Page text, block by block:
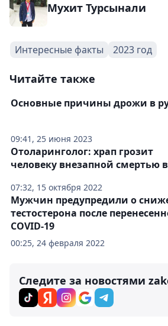
Мухит Турсынали
Интересные факты 2023 год
Читайте также
09:41, 25 июня 2023
Основные причины дрожи в
07:32, 15 октября 2022
Отоларинголог: храп грозит
человеку внезапной смертью
00:25, 24 февраля 2022
Мужчин предупредили о
тестостерона после
COVID-19
Следите за новостями